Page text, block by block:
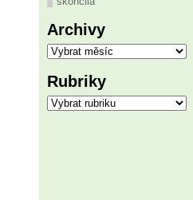
Archivy
Archivy
Rubriky
Rubriky